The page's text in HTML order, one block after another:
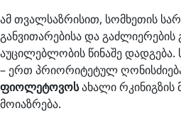
ამ თვალსაზრისით, სომხეთის
განვითარებისა და
აუცილებლობის წინაშე დადგება.
– ერთ პრიორიტეტულ
ფიოლეტოვოსახალი რკინიგზის
მოიაზრება.